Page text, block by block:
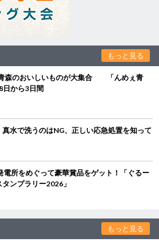
もっと見る
森のおいしいものが大集合 「んめぇ青
日から3日間
水で洗うのはNG、正しい応急処置を知って
電所をめぐって豪華賞品をゲット！「ぐるー
ンプラリー2026」
もっと見る